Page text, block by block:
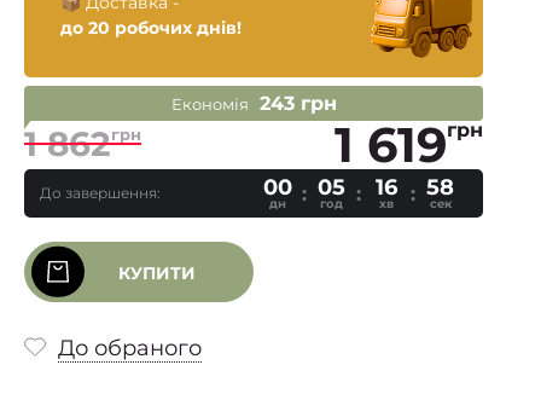
до 20 робочих днів!
Економія 243 грн
1 862грн 1 619грн
До завершення: 00
дн
05
год
16
хв
57
сек
КУПИТИ
До обраного